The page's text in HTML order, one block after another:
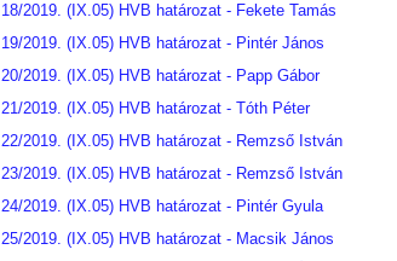
18/2019. (IX.05) HVB határozat - Fekete Tamás
19/2019. (IX.05) HVB határozat - Pintér János
20/2019. (IX.05) HVB határozat - Papp Gábor
21/2019. (IX.05) HVB határozat - Tóth Péter
22/2019. (IX.05) HVB határozat - Remzső István
23/2019. (IX.05) HVB határozat - Remzső István
24/2019. (IX.05) HVB határozat - Pintér Gyula
25/2019. (IX.05) HVB határozat - Macsik János